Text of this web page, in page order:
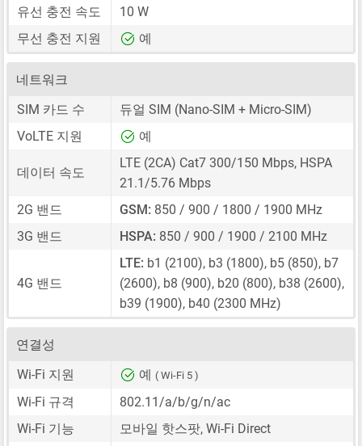
유선 충전 속도
10 W
무선 충전 지원
예
네트워크
SIM 카드 수
듀얼 SIM (Nano-SIM + Micro-SIM)
VoLTE 지원
예
데이터 속도
LTE (2CA) Cat7 300/150 Mbps, HSPA
21.1/5.76 Mbps
2G 밴드
GSM: 850 / 900 / 1800 / 1900 MHz
3G 밴드
HSPA: 850 / 900 / 1900 / 2100 MHz
4G 밴드
LTE: b1 (2100), b3 (1800), b5 (850), b7
(2600), b8 (900), b20 (800), b38 (2600),
b39 (1900), b40 (2300 MHz)
연결성
Wi-Fi 지원
예 ( Wi-Fi 5 )
Wi-Fi 규격
802.11/a/b/g/n/ac
Wi-Fi 기능
모바일 핫스팟, Wi-Fi Direct